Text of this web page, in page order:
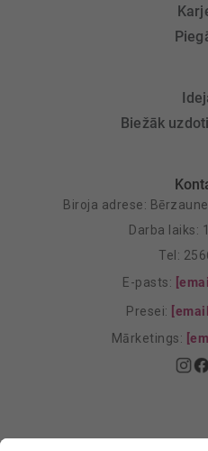
Biežāk
Biroja adrese:
Darba laiks:
Tel:
E-pasts:
Presei:
Mārketings: